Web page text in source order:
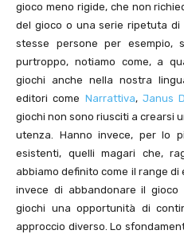
gioco meno rigide, che non
del gioco o una serie ripetuta
stesse persone per esempio,
purtroppo, notiamo come, a
giochi anche nella nostra
editori come Narrattiva,Janus
giochi non sono riusciti a crearsi
utenza. Hanno invece, per lo
esistenti, quelli magari che,
abbiamo definito come il range di
invece di abbandonare il
giochi una opportunità di
approccio diverso. Lo